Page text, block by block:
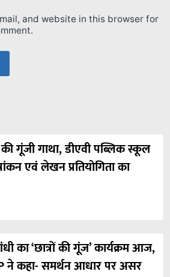
and website in this browser for
गूंजी गाथा, डीएवी पब्लिक स्कूल
एवं लेखन प्रतियोगिता का
का ‘छात्रों की गूंज’ कार्यक्रम आज,
ने कहा- समर्थन आधार पर असर